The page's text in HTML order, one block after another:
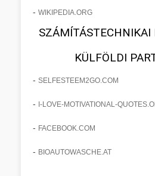
- WIKIPEDIA.ORG
SZÁMÍTÁSTECHNIKAI
KÜLFÖLDI
- SELFESTEEM2GO.COM
- I-LOVE-MOTIVATIONAL-
- FACEBOOK.COM
- BIOAUTOWASCHE.AT